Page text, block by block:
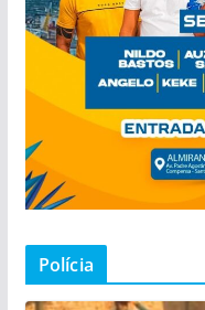
Polícia